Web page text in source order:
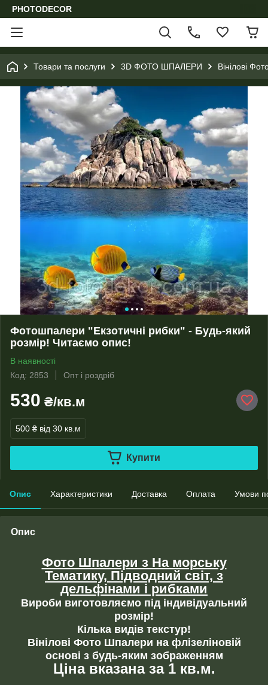
PHOTODECOR
Товари та послуги 3D ФОТО ШПАЛЕРИ Вінілові
Фотошпалери "Екзотичні рибки" - Будь-який
розмір! Читаємо опис!
В наявності
Код: 2853
Опт і роздріб
530 ₴/кв.м
500 ₴ від 30 кв.м
Купити
Опис Характеристики Доставка Оплата Умови
Опис
Фото Шпалери з На морську
Тематику, Підводний світ, з
дельфінами і рибками
Вироби виготовляємо під індивідуальний
розмір!
Кілька видів текстур!
Вінілові Фото Шпалери на флізеліновій
основі з будь-яким зображенням
Ціна вказана за 1 кв.м.